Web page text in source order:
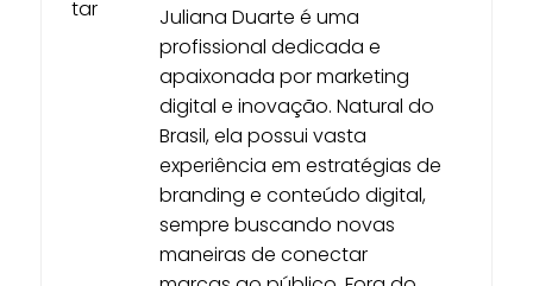
Juliana Duarte é uma
profissional dedicada e
apaixonada por marketing
digital e inovação. Natural do
Brasil, ela possui vasta
experiência em estratégias de
branding e conteúdo digital,
sempre buscando novas
maneiras de conectar